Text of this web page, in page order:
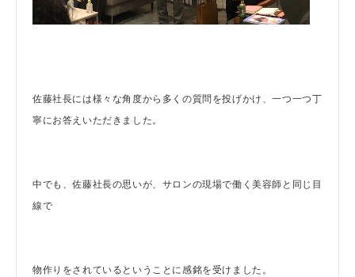
佐藤社長には様々な角度から多くの質問を投げかけ、一つ一つ丁
寧にお答えいただきました。
中でも、佐藤社長の思いが、サロンの現場で働く美容師と同じ目
線で
物作りをされているということに感銘を受けました。